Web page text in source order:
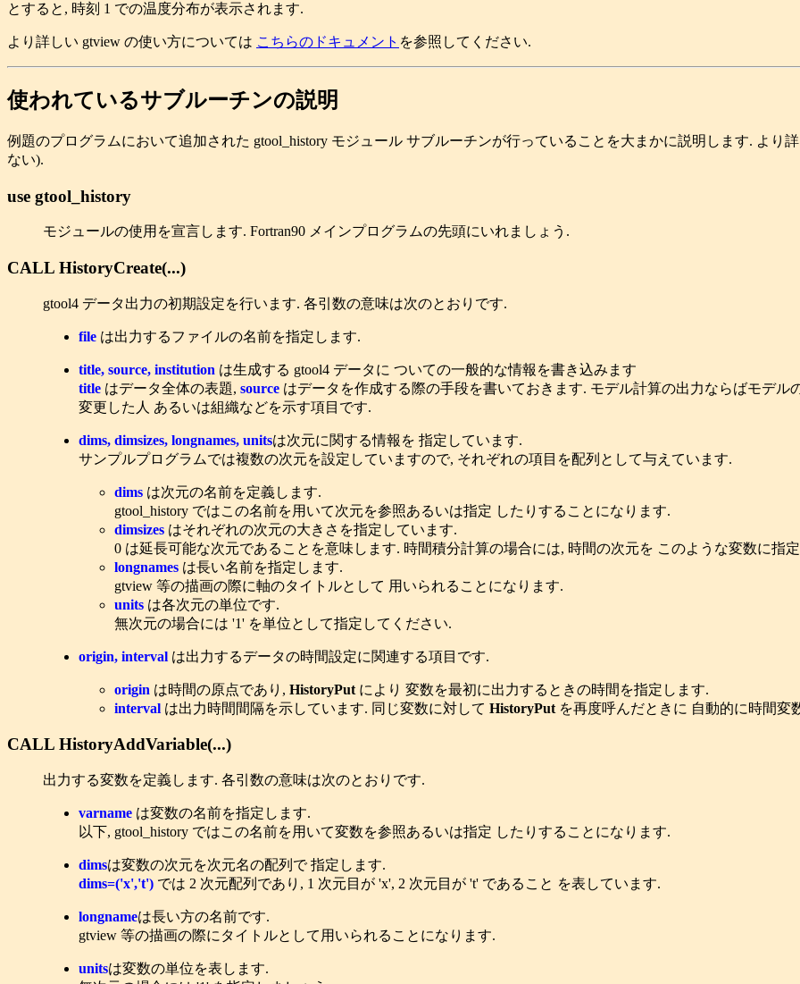
とすると, 時刻 1 での温度分布が表示されます.
より詳しい gtview の使い方については こちらのドキュメント を参照してください.
使われているサブルーチンの説明
例題のプログラムにおいて追加された gtool_history モジュール サブルーチンが行っていることを大まかに説明します. より
ない).
use gtool_history
モジュールの使用を宣言します. Fortran90 メインプログラムの先頭にいれましょう.
CALL HistoryCreate(...)
gtool4 データ出力の初期設定を行います. 各引数の意味は次のとおりです.
file は出力するファイルの名前を指定します.
title, source, institution は生成する gtool4 データに ついての一般的な情報を書き込みます
title はデータ全体の表題, source はデータを作成する際の手段を書いておきます. モデル計算の出力ならばモデル
変更した人 あるいは組織などを示す項目です.
dims, dimsizes, longnames, unitsは次元に関する情報を 指定しています.
サンプルプログラムでは複数の次元を設定していますので, それぞれの項目を配列として与えています.
dims は次元の名前を定義します.
gtool_history ではこの名前を用いて次元を参照あるいは指定 したりすることになります.
dimsizes はそれぞれの次元の大きさを指定しています.
0 は延長可能な次元であることを意味します. 時間積分計算の場合には, 時間の次元を このような変数に指
longnames は長い名前を指定します.
gtview 等の描画の際に軸のタイトルとして 用いられることになります.
units は各次元の単位です.
無次元の場合には '1' を単位として指定してください.
origin, interval は出力するデータの時間設定に関連する項目です.
origin は時間の原点であり, HistoryPut により 変数を最初に出力するときの時間を指定します.
interval は出力時間間隔を示しています. 同じ変数に対して HistoryPut を再度呼んだときに 自動的に時間変
CALL HistoryAddVariable(...)
出力する変数を定義します. 各引数の意味は次のとおりです.
varname は変数の名前を指定します.
以下, gtool_history ではこの名前を用いて変数を参照あるいは指定 したりすることになります.
dimsは変数の次元を次元名の配列で 指定します.
dims=('x','t') では 2 次元配列であり, 1 次元目が 'x', 2 次元目が 't' であること を表しています.
longnameは長い方の名前です.
gtview 等の描画の際にタイトルとして用いられることになります.
unitsは変数の単位を表します.